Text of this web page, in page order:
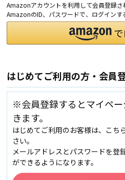
Amazonアカウントを利用して会員登録さ
AmazonのID、パスワードで、ログインす
はじめてご利用の方・会員
※会員登録するとマイペ
きます。
はじめてご利用のお客様は、こち
さい。
メールアドレスとパスワードを登
ができるようになります。